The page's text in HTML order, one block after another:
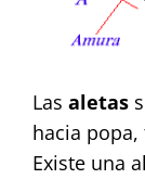
Las aletas
hacia
Existe una